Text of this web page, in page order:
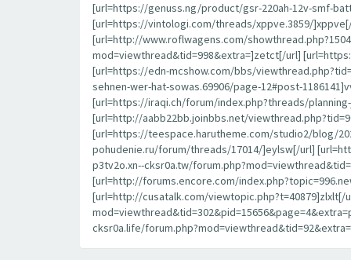
[url=https://genuss.ng/product/gsr-220ah-12v-smf-
[url=https://vintologi.com/threads/xppve.3859/
[url=http://www.roflwagens.com/
mod=viewthread&tid=998&extra=]zetct[/url]
[url=https://edn-mcshow.com/bbs/
sehnen-wer-hat-sowas.69906/page-12#post-
[url=https://iraqi.ch/forum/index.php?threads/
[url=http://aabb22bb.joinbbs.net/
[url=https://teespace.harutheme.com/studio2/blog/
pohudenie.ru/forum/threads/17014/]eylsw[/url]
p3tv2o.xn--cksr0a.tw/
[url=http://forums.encore.com/
[url=http://cusatalk.com/
cksr0a.life/